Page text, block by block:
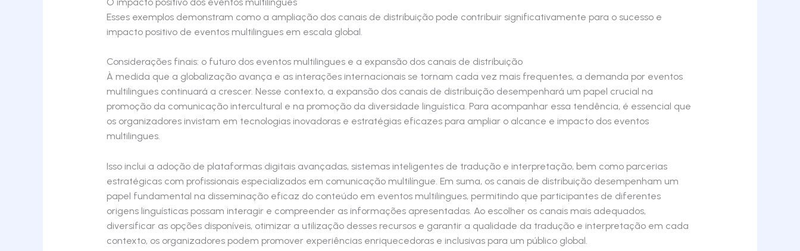
Esses exemplos demonstram como a ampliação dos canais de distribuição pode contribuir significativamente para o sucesso e
impacto positivo de eventos multilingues em escala global.
Considerações finais: o futuro dos eventos multilingues e a expansão dos canais de distribuição
À medida que a globalização avança e as interações internacionais se tornam cada vez mais frequentes, a demanda por eventos
multilingues continuará a crescer. Nesse contexto, a expansão dos canais de distribuição desempenhará um papel crucial na
promoção da comunicação intercultural e na promoção da diversidade linguística. Para acompanhar essa tendência, é essencial que
os organizadores invistam em tecnologias inovadoras e estratégias eficazes para ampliar o alcance e impacto dos eventos
multilingues.
Isso inclui a adoção de plataformas digitais avançadas, sistemas inteligentes de tradução e interpretação, bem como parcerias
estratégicas com profissionais especializados em comunicação multilíngue. Em suma, os canais de distribuição desempenham um
papel fundamental na disseminação eficaz do conteúdo em eventos multilingues, permitindo que participantes de diferentes
origens linguísticas possam interagir e compreender as informações apresentadas. Ao escolher os canais mais adequados,
diversificar as opções disponíveis, otimizar a utilização desses recursos e garantir a qualidade da tradução e interpretação em cada
contexto, os organizadores podem promover experiências enriquecedoras e inclusivas para um público global.